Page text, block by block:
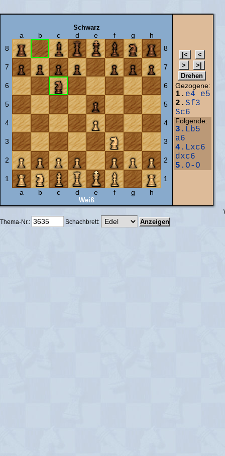
Schwarz
a b c d e f g
h
8
8
7 7
6 6
5 5
4 4
3 3
2 2
1
1
a
b c d e f g h
Weiß
Gezogene:
1. e4
e5
2. Sf3
Sc6
Folgende:
3. Lb5
a6
4. Lxc6
dxc6
5. O-O
Thema-Nr.:
Schachbrett: